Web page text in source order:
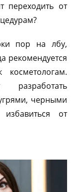
переходить от
пор на лбу,
рекомендуется
косметологам.
черными
от